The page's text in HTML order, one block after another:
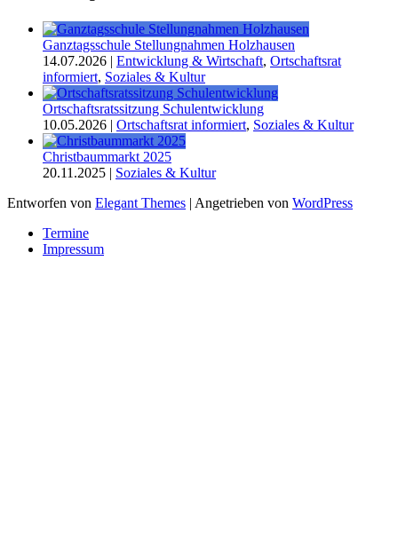
Ganztagsschule Stellungnahmen Holzhausen
14.07.2026 | Entwicklung & Wirtschaft, Ortschaftsrat
informiert, Soziales & Kultur
Ortschaftsratssitzung Schulentwicklung
10.05.2026 | Ortschaftsrat informiert, Soziales & Kultur
Christbaummarkt 2025
20.11.2025 | Soziales & Kultur
Entworfen von Elegant Themes | Angetrieben von WordPress
Termine
Impressum